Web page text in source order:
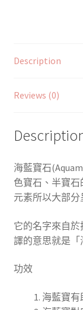
Description
Reviews (0)
海藍寶石(
色寶石、半寶
元素所以大部分
它的名字來自於
譯的意思就是「
功效
海藍寶有